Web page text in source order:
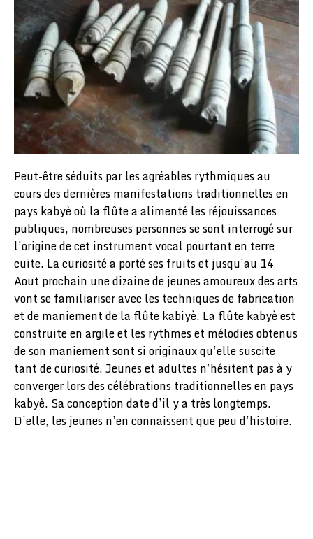
Peut-être séduits par les agréables rythmiques au
cours des dernières manifestations traditionnelles en
pays kabyè où la flûte a alimenté les réjouissances
publiques, nombreuses personnes se sont interrogé sur
l’origine de cet instrument vocal pourtant en terre
cuite. La curiosité a porté ses fruits et jusqu’au 14
Aout prochain une dizaine de jeunes amoureux des arts
vont se familiariser avec les techniques de fabrication
et de maniement de la flûte kabiyè. La flûte kabyè est
construite en argile et les rythmes et mélodies obtenus
de son maniement sont si originaux qu’elle suscite
tant de curiosité. Jeunes et adultes n’hésitent pas à y
converger lors des célébrations traditionnelles en pays
kabyè. Sa conception date d’il y a très longtemps.
D’elle, les jeunes n’en connaissent que peu d’histoire.